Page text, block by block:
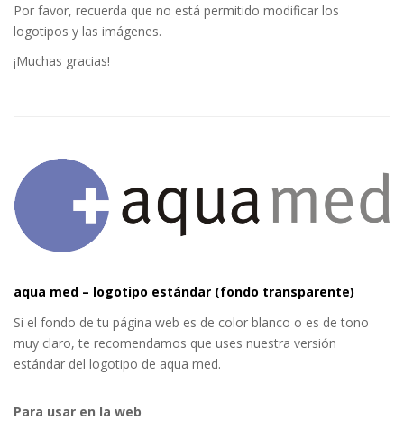
Por favor, recuerda que no está permitido modificar los
logotipos y las imágenes.
¡Muchas gracias!
aqua med – logotipo estándar (fondo transparente)
Si el fondo de tu página web es de color blanco o es de tono
muy claro, te recomendamos que uses nuestra versión
estándar del logotipo de aqua med.
Para usar en la web